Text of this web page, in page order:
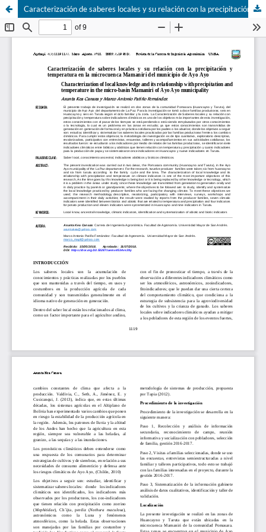
Caracterización de saberes locales y su relación con la precipitación y temperatura en la microcuenca Mamaniri del municipio de Ayo Ayo